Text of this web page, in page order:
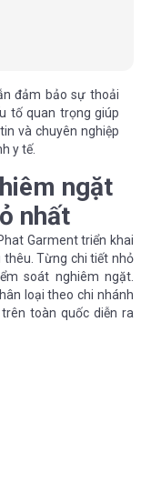
đảm bảo sự thoải
tố quan trọng giúp
và chuyên nghiệp
y tế.
ngặt
nhất
Garment triển khai
thêu. Từng chi tiết nhỏ
soát nghiêm ngặt.
loại theo chi nhánh
toàn quốc diễn ra